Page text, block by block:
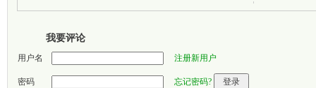
我要评论
用户名 注册新用户
密码 忘记密码?